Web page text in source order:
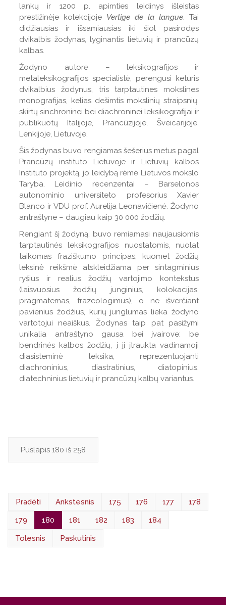
lankų ir 1200 p. apimties leidinys išleistas
prestižinėje kolekcijoje Vertige de la langue . Tai
didžiausias ir išsamiausias iki šiol pasirodęs
dvikalbis žodynas, lyginantis lietuvių ir prancūzų
kalbas.
Žodyno autorė – leksikografijos ir
metaleksikografijos specialistė, perengusi keturis
dvikalbius žodynus, tris tarptautines mokslines
monografijas, kelias dešimtis mokslinių straipsnių,
skirtų sinchroninei bei diachroninei leksikografijai ir
publikuotų Italijoje, Prancūzijoje, Šveicarijoje,
Lenkijoje, Lietuvoje.
Šis žodynas buvo rengiamas šešerius metus pagal
Prancūzų instituto Lietuvoje ir Lietuvių kalbos
Instituto projektą, jo leidybą rėmė Lietuvos mokslo
Taryba. Leidinio recenzentai – Barselonos
autonominio universiteto profesorius Xavier
Blanco ir VDU prof. Aurelija Leonavičienė. Žodyno
antraštyne – daugiau kaip 30 000 žodžių.
Rengiant šį žodyną, buvo remiamasi naujausiomis
tarptautinės leksikografijos nuostatomis, nuolat
taikomas fraziškumo principas, kuomet žodžių
leksinė reikšmė atskleidžiama per sintagminius
ryšius ir realius žodžių vartojimo kontekstus
(laisvuosius žodžių junginius, kolokacijas,
pragmatemas, frazeologimus), o ne išverčiant
pavienius žodžius, kurių junglumas lieka žodyno
vartotojui neaiškus. Žodynas taip pat pasižymi
unikalia antraštyno gausa bei įvairove: be
bendrinės kalbos žodžių, į jį įtraukta vadinamoji
diasisteminė leksika, reprezentuojanti
diachroninius, diastratinius, diatopinius,
diatechninius lietuvių ir prancūzų kalbų variantus.
Puslapis 180 iš 258
Pradėti Ankstesnis 175 176 177
178
179
180 181 182 183
184
Tolesnis
Paskutinis